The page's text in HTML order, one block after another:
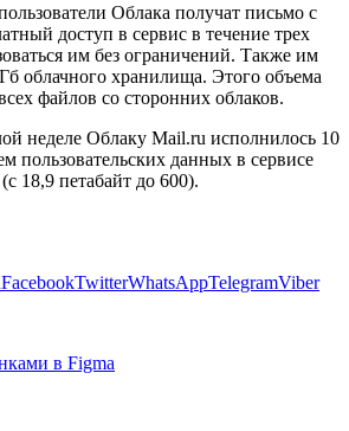
Облака получат письмо с
доступ в сервис в течение трех
им без ограничений. Также им
облачного хранилища. Этого объема
файлов со сторонних облаков.
неделе Облаку Mail.ru исполнилось 10
пользовательских данных в сервисе
18,9 петабайт до 600).
FacebookTwitterWhatsAppTelegramViber
в Figma